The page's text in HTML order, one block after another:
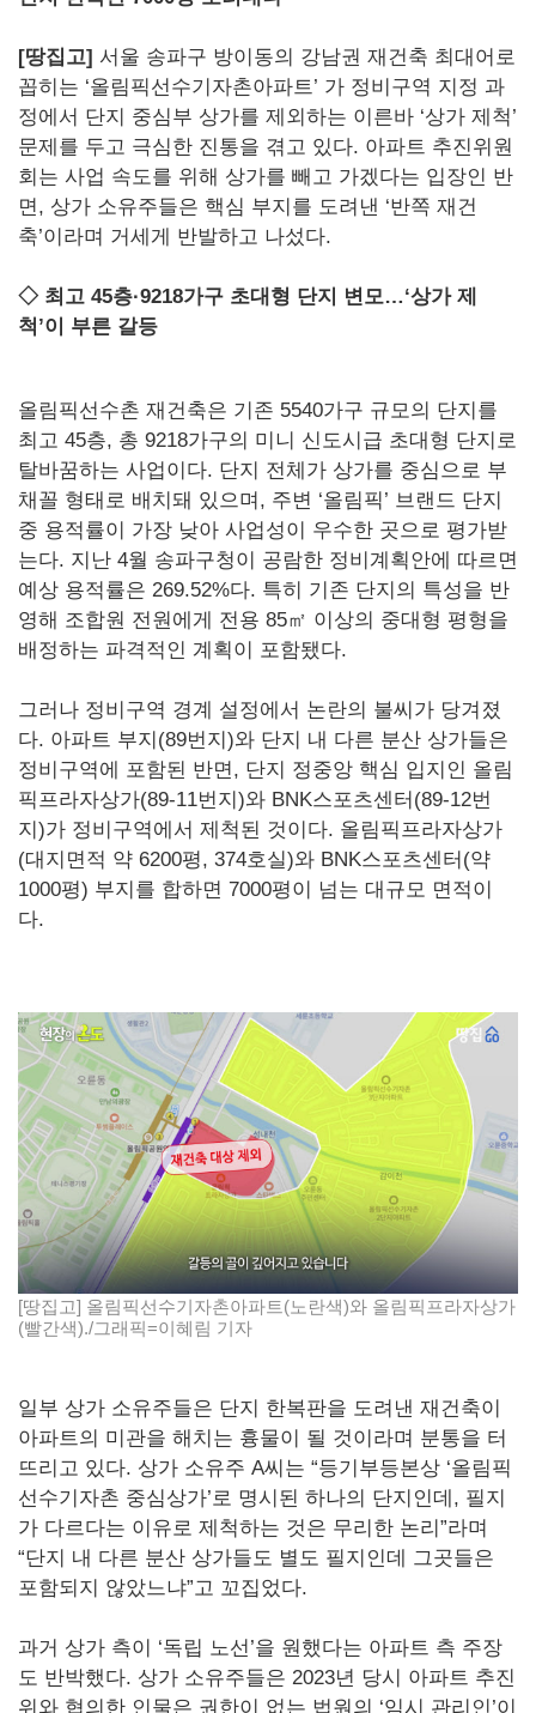
[땅집고] 서울 송파구 방이동의 강남권 재건축 최대어로
꼽히는 ‘올림픽선수기자촌아파트’ 가 정비구역 지정 과
정에서 단지 중심부 상가를 제외하는 이른바 ‘상가 제척’
문제를 두고 극심한 진통을 겪고 있다. 아파트 추진위원
회는 사업 속도를 위해 상가를 빼고 가겠다는 입장인 반
면, 상가 소유주들은 핵심 부지를 도려낸 ‘반쪽 재건
축’이라며 거세게 반발하고 나섰다.
◇ 최고 45층·9218가구 초대형 단지 변모…‘상가 제
척’이 부른 갈등
올림픽선수촌 재건축은 기존 5540가구 규모의 단지를
최고 45층, 총 9218가구의 미니 신도시급 초대형 단지로
탈바꿈하는 사업이다. 단지 전체가 상가를 중심으로 부
채꼴 형태로 배치돼 있으며, 주변 ‘올림픽’ 브랜드 단지
중 용적률이 가장 낮아 사업성이 우수한 곳으로 평가받
는다. 지난 4월 송파구청이 공람한 정비계획안에 따르면
예상 용적률은 269.52%다. 특히 기존 단지의 특성을 반
영해 조합원 전원에게 전용 85㎡ 이상의 중대형 평형을
배정하는 파격적인 계획이 포함됐다.
그러나 정비구역 경계 설정에서 논란의 불씨가 당겨졌
다. 아파트 부지(89번지)와 단지 내 다른 분산 상가들은
정비구역에 포함된 반면, 단지 정중앙 핵심 입지인 올림
픽프라자상가(89-11번지)와 BNK스포츠센터(89-12번
지)가 정비구역에서 제척된 것이다. 올림픽프라자상가
(대지면적 약 6200평, 374호실)와 BNK스포츠센터(약
1000평) 부지를 합하면 7000평이 넘는 대규모 면적이
다.
[땅집고] 올림픽선수기자촌아파트(노란색)와 올림픽프라자상가
(빨간색)./그래픽=이혜림 기자
일부 상가 소유주들은 단지 한복판을 도려낸 재건축이
아파트의 미관을 해치는 흉물이 될 것이라며 분통을 터
뜨리고 있다. 상가 소유주 A씨는 “등기부등본상 ‘올림픽
선수기자촌 중심상가’로 명시된 하나의 단지인데, 필지
가 다르다는 이유로 제척하는 것은 무리한 논리”라며
“단지 내 다른 분산 상가들도 별도 필지인데 그곳들은
포함되지 않았느냐”고 꼬집었다.
과거 상가 측이 ‘독립 노선’을 원했다는 아파트 측 주장
도 반박했다. 상가 소유주들은 2023년 당시 아파트 추진
위와 협의한 인물은 권한이 없는 법원의 ‘임시 관리인’이